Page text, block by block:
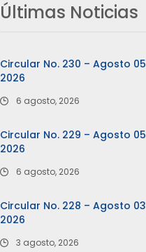
Últimas Noticias
Circular No. 230 – Agosto
2026
6 agosto, 2026
Circular No. 229 – Agosto
2026
6 agosto, 2026
Circular No. 228 – Agosto
2026
3 agosto, 2026